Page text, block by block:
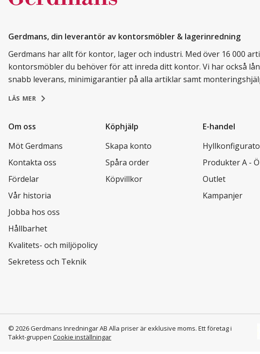
Gerdmans, din leverantör av kontorsmöbler & lagerinredning
Gerdmans har allt för kontor, lager och industri. Med över 16 000
kontorsmöbler du behöver för att inreda ditt kontor. Vi har också
snabb leverans, minimigarantier på alla artiklar samt
LÄS MER
Om oss
Möt Gerdmans
Kontakta oss
Fördelar
Vår historia
Jobba hos oss
Hållbarhet
Kvalitets- och miljöpolicy
Sekretess och Teknik
Köphjälp
Skapa konto
Spåra order
Köpvillkor
E-handel
Produkter A - Ö
Outlet
Kampanjer
© 2026 Gerdmans Inredningar AB Alla priser är exklusive moms. Ett företag i
Takkt-gruppen Cookie inställningar